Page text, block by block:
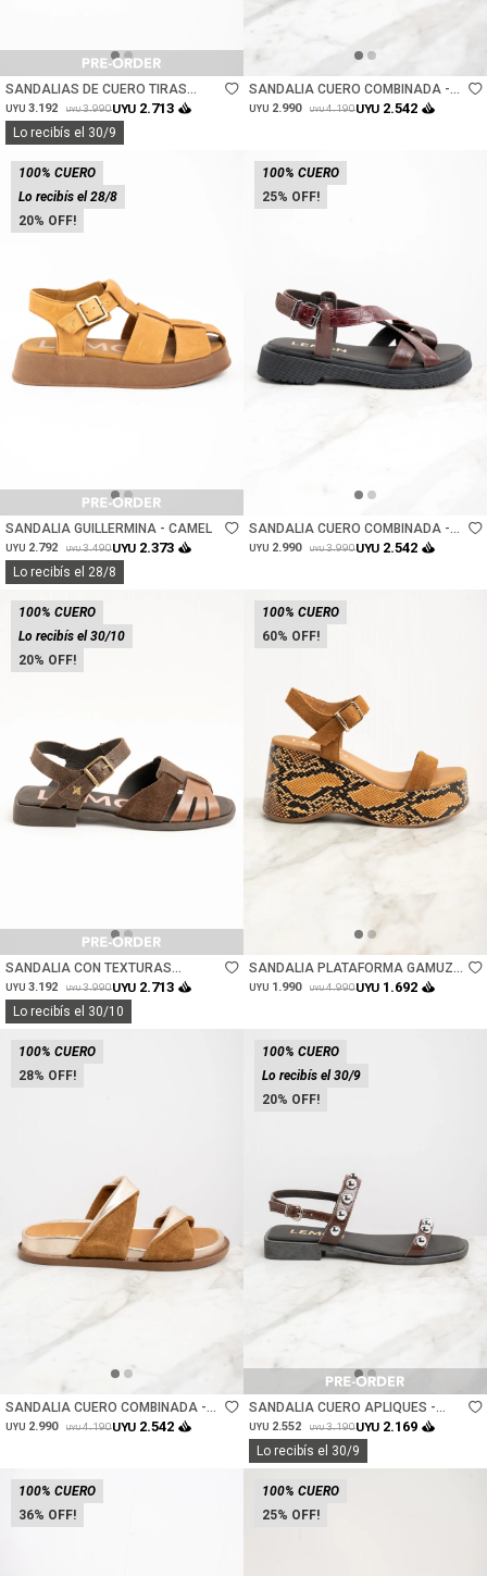
Talle
SANDALIAS DE CUERO TIRAS
CRUZADAS - MULTI
UYU 3.192 UYU 3.990UYU 2.713
Lo recibís el 30/9
SANDALIA CUERO COMBINADA -
BORDEAUX
UYU 2.990 UYU 4.190UYU 2.542
20
100% CUERO
Lo recibís el 28/8
Talle
SANDALIA GUILLERMINA - CAMEL
UYU 2.792 UYU 3.490UYU 2.373
Lo recibís el 28/8
25
100% CUERO
SANDALIA CUERO COMBINADA -
BORDEAUX
UYU 2.990 UYU 3.990UYU 2.542
20
100% CUERO
Lo recibís el 30/10
Talle
SANDALIA CON TEXTURAS
COMBINADAS - CHOCOLATE
UYU 3.192 UYU 3.990UYU 2.713
Lo recibís el 30/10
60
100% CUERO
SANDALIA PLATAFORMA GAMUZA
CUERO - CAMEL
UYU 1.990 UYU 4.990UYU 1.692
28
100% CUERO
SANDALIA CUERO COMBINADA -
CAMEL
UYU 2.990 UYU 4.190UYU 2.542
20
100% CUERO
Lo recibís el 30/9
Talle
SANDALIA CUERO APLIQUES -
CHOCOLATE
UYU 2.552 UYU 3.190UYU 2.169
Lo recibís el 30/9
36
100% CUERO
25
100% CUERO